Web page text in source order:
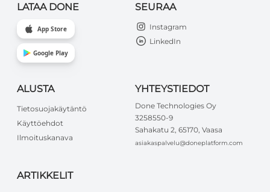
LATAA DONE
App Store
Google Play
SEURAA
Instagram
LinkedIn
ALUSTA
Tietosuojakäytäntö
Käyttöehdot
Ilmoituskanava
YHTEYSTIEDOT
Done Technologies Oy
3258550-9
Sahakatu 2, 65170, Vaasa
asiakaspalvelu@doneplatform.com
ARTIKKELIT